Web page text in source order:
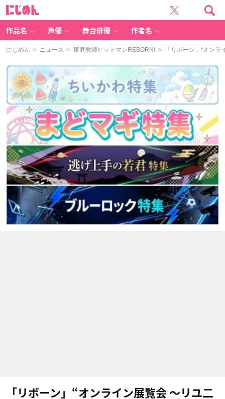
作品名 声優 舞台俳優 作者名
にじめん > ニュース > 家庭教師ヒットマンREBORN! > 「リボーン」“オンラ
「リボーン」“オンライン展覧会 〜リユ二